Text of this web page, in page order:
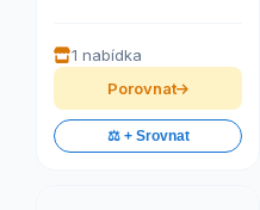
1 nabídka
Porovnat
⚖️ + Srovnat